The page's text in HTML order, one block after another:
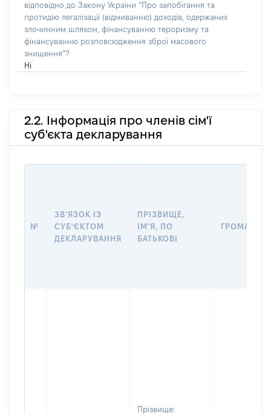
відповідно до Закону України “Про запобігання та
протидію легалізації (відмиванню) доходів, одержаних
злочинним шляхом, фінансуванню тероризму та
фінансуванню розповсюдження зброї масового
знищення”?
Ні
2.2. Інформація про членів сім'ї
суб'єкта декларування
№
ЗВ'ЯЗОК ІЗ
СУБ'ЄКТОМ
ДЕКЛАРУВАННЯ
ПРІЗВИЩЕ,
ІМ'Я, ПО
БАТЬКОВІ
Прізвище: